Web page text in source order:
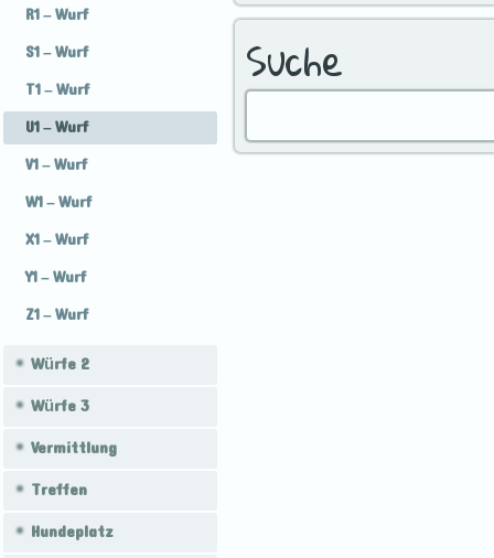
R1 – Wurf
S1 – Wurf
T1 – Wurf
U1 – Wurf
V1 – Wurf
W1 – Wurf
X1 – Wurf
Y1 – Wurf
Z1 – Wurf
Würfe 2
Würfe 3
Vermittlung
Treffen
Hundeplatz
Suche